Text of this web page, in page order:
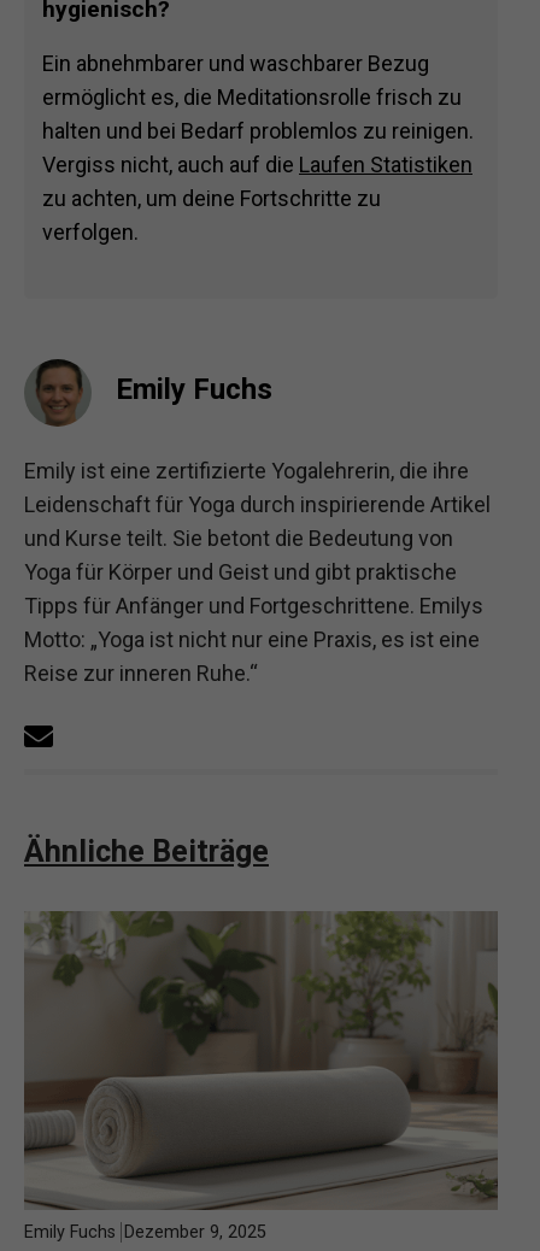
hygienisch?
Ein abnehmbarer und waschbarer Bezug
ermöglicht es, die Meditationsrolle frisch zu
halten und bei Bedarf problemlos zu reinigen.
Vergiss nicht, auch auf die Laufen Statistiken
zu achten, um deine Fortschritte zu
verfolgen.
Emily Fuchs
Emily ist eine zertifizierte Yogalehrerin, die ihre
Leidenschaft für Yoga durch inspirierende Artikel
und Kurse teilt. Sie betont die Bedeutung von
Yoga für Körper und Geist und gibt praktische
Tipps für Anfänger und Fortgeschrittene. Emilys
Motto: „Yoga ist nicht nur eine Praxis, es ist eine
Reise zur inneren Ruhe.“
Ähnliche Beiträge
Emily Fuchs Dezember 9, 2025